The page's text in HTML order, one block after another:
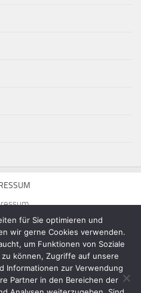
© 2026. Alle Rechte vorbehalten.
mit demHueman-Theme
für Sie optimieren und
wir gerne Cookies verwenden.
um Funktionen von Soziale
können, Zugriffe auf unsere
Informationen zur Verwendung
Partner in den Bereichen der